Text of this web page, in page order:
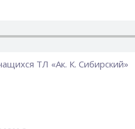
ТЛ «Ак. К. Сибирский»